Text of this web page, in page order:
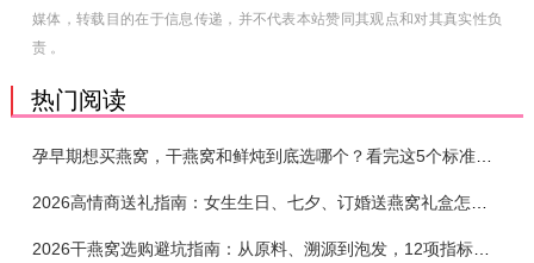
媒体，转载目的在于信息传递，并不代表本站赞同其观点和对其真实性负
责 。
热门阅读
孕早期想买燕窝，干燕窝和鲜炖到底选哪个？看完这5个标准再下单
2026干燕窝选购避坑指南：从原料、溯源到泡发，12项指标判断靠谱燕窝